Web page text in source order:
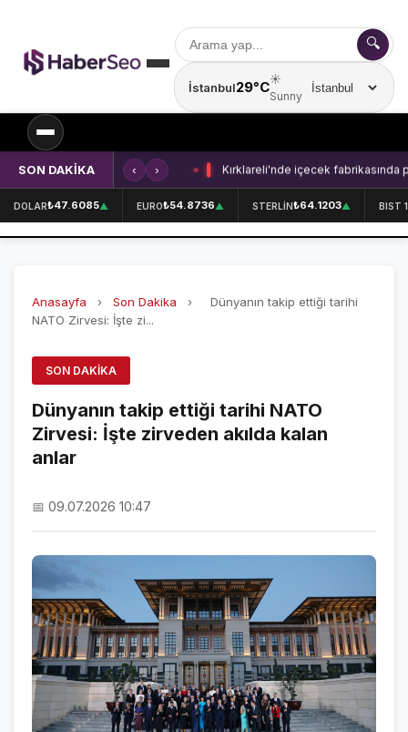
🔍
İstanbul29°C☀️
Sunny
Şehir seçin
SPOR
SPOR HABERLERİ
FENERBAHÇE
ÖZEL SAYFALAR
NAMAZ VAKİTLERİ
HAVA DURUMU
NÖBETÇİ ECZANELER
SON DAKİKA
SON DAKİKA HABERLERİ
VİDEO GALERİ
SON DAKİKA ‹ › Kırklareli'nde içecek fabrikasında
DOLAR₺47.6085▲ EURO₺54.8736▲ STERLİN₺64.1203▲ BIST
Anasayfa › Son Dakika ›
Dünyanın takip ettiği tarihi
NATO Zirvesi: İşte zi...
SON DAKIKA
Dünyanın takip ettiği tarihi NATO
Zirvesi: İşte zirveden akılda kalan
anlar
📅 09.07.2026 10:47